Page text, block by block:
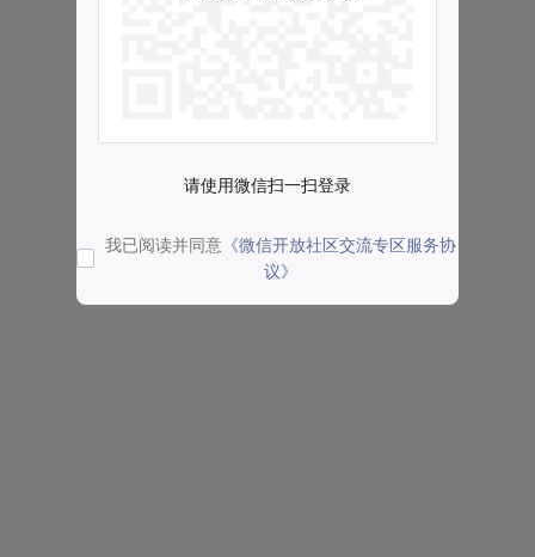
请使用微信扫一扫登录
我已阅读并同意 《微信开放社区交流专区服务协
议》